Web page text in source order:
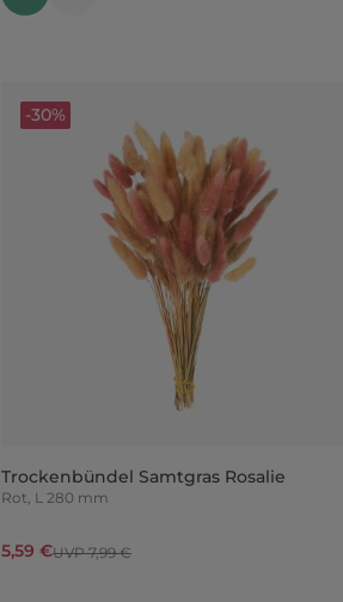
Trockenbündel Samtgras Rosalie
Rot, L 280 mm
5,59 €UVP 7,99 €
-30%